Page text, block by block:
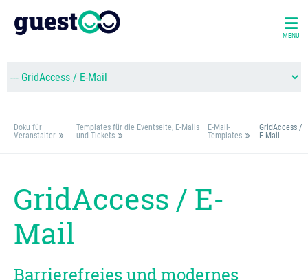
MENÜ
Doku für
Veranstalter
Templates für die Eventseite, E-Mails
und Tickets
E-Mail-
Templates
GridAccess /
E-Mail
GridAccess / E-
Mail
Barrierefreies und modernes